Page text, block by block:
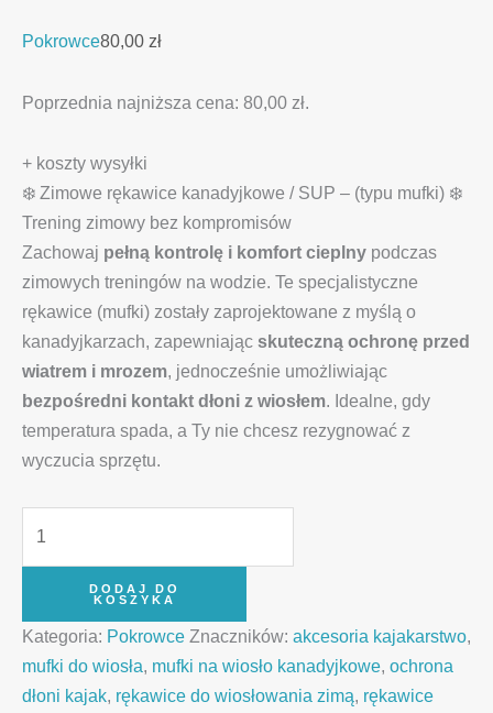
Pokrowce80,00 zł
Poprzednia najniższa cena: 80,00 zł.
+ koszty wysyłki
❄️ Zimowe rękawice kanadyjkowe / SUP – (typu mufki) ❄️
Trening zimowy bez kompromisów
Zachowaj pełną kontrolę i komfort cieplny podczas
zimowych treningów na wodzie. Te specjalistyczne
rękawice (mufki) zostały zaprojektowane z myślą o
kanadyjkarzach, zapewniając skuteczną ochronę przed
wiatrem i mrozem, jednocześnie umożliwiając
bezpośredni kontakt dłoni z wiosłem. Idealne, gdy
temperatura spada, a Ty nie chcesz rezygnować z
wyczucia sprzętu.
DODAJ DO
KOSZYKA
Kategoria: Pokrowce Znaczników: akcesoria kajakarstwo,
mufki do wiosła, mufki na wiosło kanadyjkowe, ochrona
dłoni kajak, rękawice do wiosłowania zimą, rękawice